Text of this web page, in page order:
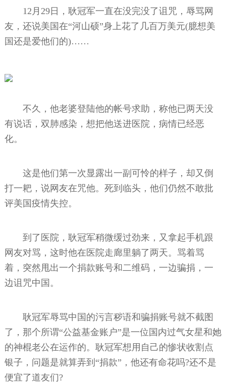
12月29日，耿冠军一直在没完没了诅咒，辱骂网
友，还说美国在“河山硕”身上花了几百万美元(臆想美
国还是爱他们的)……
不久，他老婆登陆他的帐号求助，称他已两天没
有说话，双肺感染，想把他送进医院，病情已经恶
化。
这是他们第一次显露出一副可怜的样子，却又倒
打一耙，说网友在咒他。死到临头，他们仍然不敢批
评美国疫情失控。
到了医院，耿冠军稍微缓过劲来，又拿起手机跟
网友对骂，这时他在医院走廊里躺了两天。骂着骂
着，突然甩出一个捐款账号和二维码，一边骗捐，一
边诅咒中国。
耿冠军辱骂中国的污言秽语和骗捐账号就不截图
了，那个所谓“公益基金账户”是一位国内过气女星和她
的神棍老公在运作的。耿冠军想用自己的惨状收割点
银子，问题是就算弄到“捐款”，他还有命花吗?还不是
便宜了道友们?